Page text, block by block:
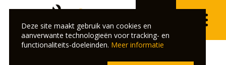
Deze site maakt gebruik van cookies en
aanverwante technologieën voor tracking- en
functionaliteits-doeleinden. Meer informatie